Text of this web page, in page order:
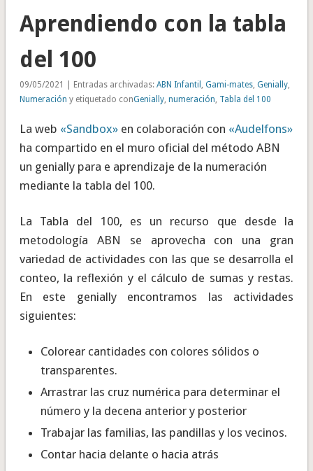
Aprendiendo con la tabla
del 100
09/05/2021 | Entradas archivadas: ABN Infantil , Gami-mates, Genially,
Numeración y etiquetado conGenially, numeración, Tabla del 100
La web «Sandbox»en colaboración con «Audelfons»
ha compartido en el muro oficial del método ABN
un genially para e aprendizaje de la numeración
mediante la tabla del 100.
La Tabla del 100, es un recurso que desde la
metodología ABN se aprovecha con una gran
variedad de actividades con las que se desarrolla el
conteo, la reflexión y el cálculo de sumas y restas.
En este genially encontramos las actividades
siguientes:
Colorear cantidades con colores sólidos o
transparentes.
Arrastrar las cruz numérica para determinar el
número y la decena anterior y posterior
Trabajar las familias, las pandillas y los vecinos.
Contar hacia delante o hacia atrás